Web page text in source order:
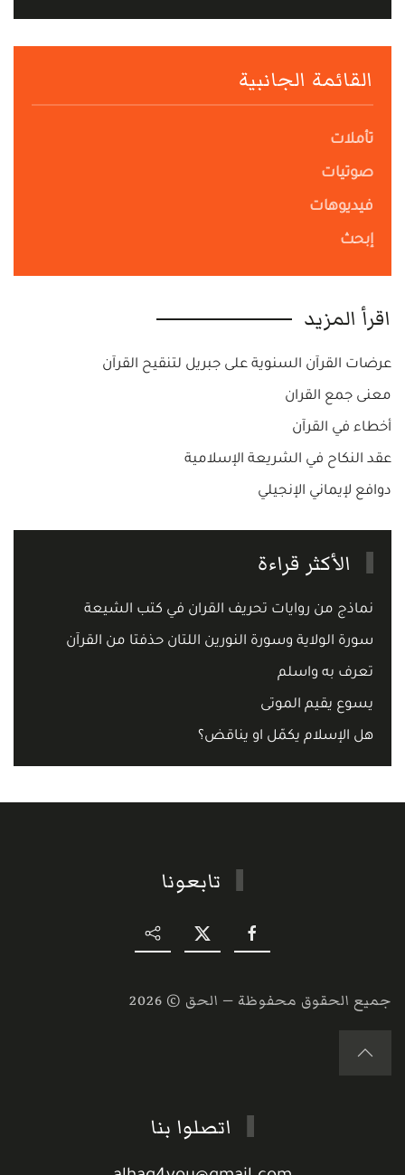
القائمة الجانبية
تأملات
صوتيات
فيديوهات
إبحث
اقرأ المزيد
عرضات القرآن السنوية على جبريل لتنقيح القرآن
معنى جمع القران
أخطاء في القرآن
عقد النكاح في الشريعة الإسلامية
دوافع لإيماني الإنجيلي
الأكثر قراءة
نماذج من روايات تحريف القران في كتب الشيعة
سورة الولاية وسورة النورين اللتان حذفتا من القرآن
تعرف به واسلم
يسوع يقيم الموتى
هل الإسلام يكمّل او يناقض؟
تابعونا
جميع الحقوق محفوظة — الحق © 2026
اتصلوا بنا